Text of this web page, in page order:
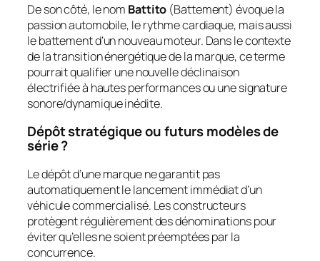
De son côté, le nom Battito (Battement) évoque la
passion automobile, le rythme cardiaque, mais aussi
le battement d’un nouveau moteur. Dans le contexte
de la transition énergétique de la marque, ce terme
pourrait qualifier une nouvelle déclinaison
électrifiée à hautes performances ou une signature
sonore/dynamique inédite.
Dépôt stratégique ou futurs modèles de
série ?
Le dépôt d’une marque ne garantit pas
automatiquement le lancement immédiat d’un
véhicule commercialisé. Les constructeurs
protègent régulièrement des dénominations pour
éviter qu’elles ne soient préemptées par la
concurrence.